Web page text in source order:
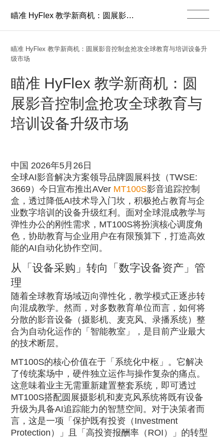
瞄准 HyFlex 教学新商机：圆展影音控制盒抢攻全球教育与培训设备升级市场
瞄准 HyFlex 教学新商机：圆展影音控制盒抢攻全球教育与培训设备升
级市场
瞄准 HyFlex教学新商机：圆
展影音控制盒抢攻全球教育与
培训设备升级市场
中国 2026年5月 26 日
全球AI影音解决方案领导品牌圆展科技（TWSE:
3669）今日宣布推出AVer MT100S影音追踪控制
盒，透过降低AI技术导入门坎，积极抢占教育与企
业数字培训的设备升级红利。面对全球混成教学与
弹性办公的刚性需求， MT100S将扮演核心调度角
色，协助教育与企业用户在有限预算下，打造高效
能的AI自动化协作空间。
从「设备采购」转向「数字设备资产」管
理
随着全球教育场域迈向弹性化，教学模式正逐步转
向混成教学。然而，对多数教育单位而言，如何将
分散的影音设备（摄影机、麦克风、录播系统）整
合为自动化运作的「智能教室」，是目前产业最大
的技术断层。
MT100S的核心价值在于「系统化中枢」。它解决
了传统案场中，硬件独立运作与操作复杂的痛点。
这意味着业主无需重新建置整套系统，即可透过
MT100S搭配圆展摄影机和麦克风系统将既有设备
升级为具备AI追踪能力的智慧空间。对于决策者而
言，这是一项「保护既有投资（ Investment
Protection ）」且「高投资报酬率（ ROI ）」的转型